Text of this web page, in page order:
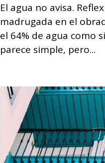
El agua no avisa.
madrugada en el
el 64% de agua como
parece simple, pero...